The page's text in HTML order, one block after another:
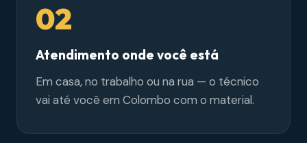
02
Atendimento onde você está
Em casa, no trabalho ou na rua — o técnico
vai até você em Colombo com o material.